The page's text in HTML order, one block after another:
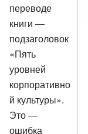
переводе
книги —
подзаголовок
«Пять
уровней
корпоративно
й культуры».
Это —
ошибка